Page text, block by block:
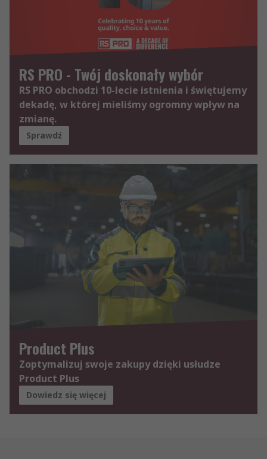
RS PRO - Twój doskonały wybór
RS PRO obchodzi 10-lecie istnienia i świętujemy
dekadę, w której mieliśmy ogromny wpływ na
zmianę.
Sprawdź
Product Plus
Zoptymalizuj swoje zakupy dzięki usłudze
Product Plus
Dowiedz się więcej